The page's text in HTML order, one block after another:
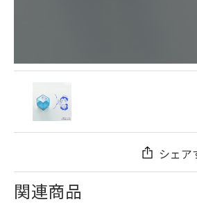
シェア
関連商品